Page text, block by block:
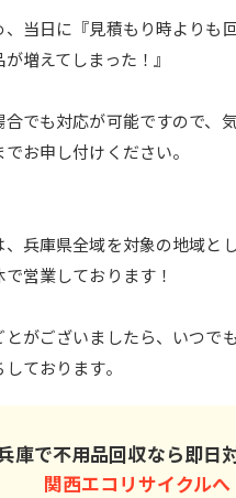
、当日に『見積もり時よりも
増えてしまった！』
合でも対応が可能ですので、
お申し付けください。
、兵庫県全域を対象の地域と
営業しております！
とがございましたら、いつで
ております。
庫で不用品回収なら即日
関西エコリサイクルへ